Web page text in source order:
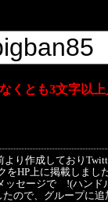
くとも3文字以上
り作成しており
HP上に掲載しました
ッセージで !(ハンド
ので、グループに追